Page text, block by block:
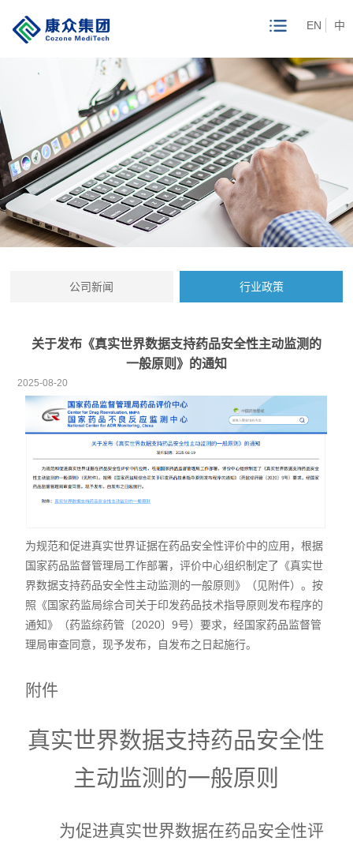
中
EN
公司新闻 行业政策
关于发布《真实世界数据支持药品安全性主动监测的
一般原则》的通知
2025-08-20
为规范和促进真实世界证据在药品安全性评价中的应用，根据
国家药品监督管理局工作部署，评价中心组织制定了《真实世
界数据支持药品安全性主动监测的一般原则》（见附件）。按
照《国家药监局综合司关于印发药品技术指导原则发布程序的
通知》（药监综药管〔2020〕9号）要求，经国家药品监督管
理局审查同意，现予发布，自发布之日起施行。
附件
真实世界数据支持药品安全性
主动监测的一般原则
为促进真实世界数据在药品安全性评